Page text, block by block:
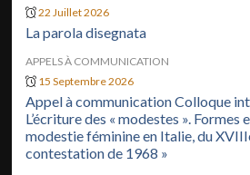
22 Juillet 2026
La parola disegnata
APPELS À COMMUNICATION
15 Septembre 2026
Appel à communication Colloque
L’écriture des « modestes ». Formes
modestie féminine en Italie, du
contestation de 1968 »